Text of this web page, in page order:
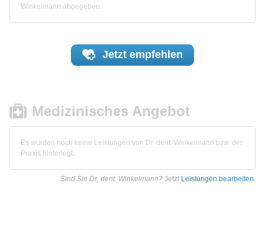
Winkelmann abgegeben.
Jetzt empfehlen
Medizinisches Angebot
Es wurden noch keine Leistungen von Dr. dent. Winkelmann bzw. der
Praxis hinterlegt.
Sind Sie Dr. dent. Winkelmann? Jetzt Leistungen bearbeiten.